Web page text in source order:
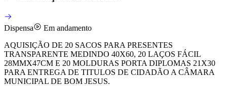
Dispensa
Em andamento
AQUISIÇÃO DE 20 SACOS PARA PRESENTES
TRANSPARENTE MEDINDO 40X60, 20 LAÇOS FÁCIL
28MMX47CM E 20 MOLDURAS PORTA DIPLOMAS 21X30
PARA ENTREGA DE TITULOS DE CIDADÃO A CÂMARA
MUNICIPAL DE BOM JESUS.